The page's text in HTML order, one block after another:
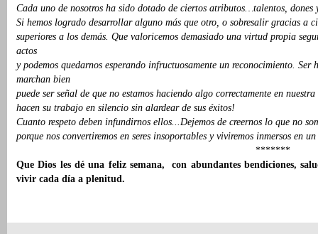
Cada uno de nosotros ha sido dotado de ciertos atributos…talentos, dones
Si hemos logrado desarrollar alguno más que otro, o sobresalir gracias a
superiores a los demás. Que valoricemos demasiado una virtud propia
actos
y podemos quedarnos esperando infructuosamente un reconocimiento. Ser
marchan bien
puede ser señal de que no estamos haciendo algo correctamente en
hacen su trabajo en silencio sin alardear de sus éxitos!
Cuanto respeto deben infundirnos ellos...Dejemos de creernos lo que no
porque nos convertiremos en seres insoportables y viviremos inmersos en
*******
Que Dios les dé una feliz semana,
con abundantes bendiciones,
vivir cada día a plenitud.